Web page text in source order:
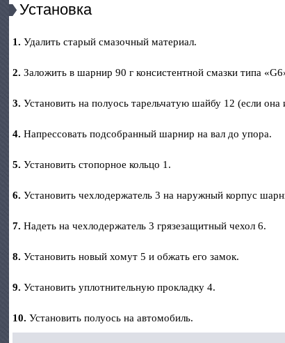
Установка
1. Удалить старый смазочный материал.
2. Заложить в шарнир 90 г консистентной смазки типа
3. Установить на полуось тарельчатую шайбу 12 (если она
4. Напрессовать подсобранный шарнир на вал до упора.
5. Установить стопорное кольцо 1.
6. Установить чехлодержатель 3 на наружный корпус
7. Надеть на чехлодержатель 3 грязезащитный чехол 6.
8. Установить новый хомут 5 и обжать его замок.
9. Установить уплотнительную прокладку 4.
10. Установить полуось на автомобиль.